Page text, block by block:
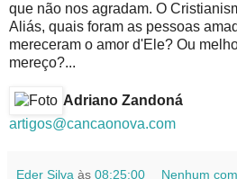
que não nos agradam. O
Aliás, quais foram as pessoas
mereceram o amor d'Ele? Ou
mereço?...
Adriano Zandoná
artigos@cancaonova.com
Eder Silva às 08:25:00 Nenhum